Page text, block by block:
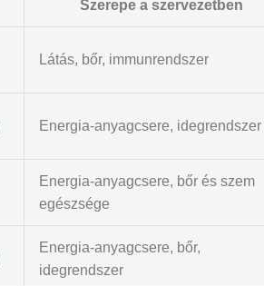
Szerepe a szervezetben
Látás, bőr, immunrendszer
Energia-anyagcsere, idegrendszer
Energia-anyagcsere, bőr és szem
egészsége
Energia-anyagcsere, bőr,
idegrendszer